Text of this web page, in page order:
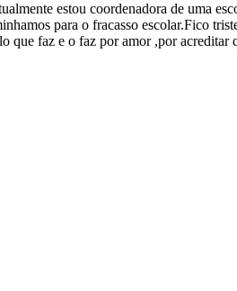
estou coordenadora de uma
para o fracasso escolar.Fico
que faz e o faz por amor ,por acreditar